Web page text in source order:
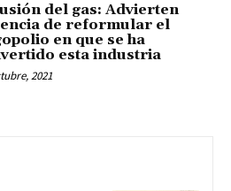
del gas: Advierten
de reformular el
en que se ha
esta industria
2021